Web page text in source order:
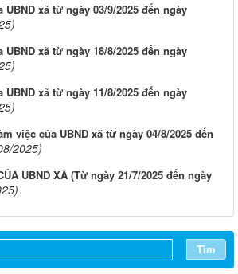
xã từ ngày 03/9/2025 đến ngày
xã từ ngày 18/8/2025 đến ngày
xã từ ngày 11/8/2025 đến ngày
việc của UBND xã từ ngày 04/8/2025 đến
2025)
UBND XÃ (Từ ngày 21/7/2025 đến ngày
Tìm